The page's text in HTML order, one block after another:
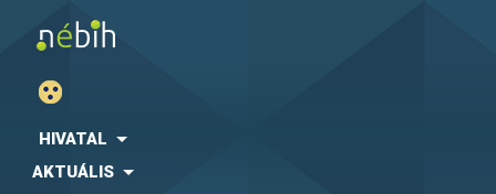
HIVATAL
AKTUÁLIS